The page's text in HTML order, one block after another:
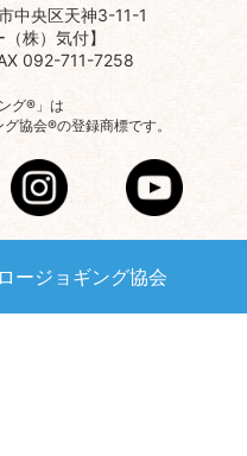
中央区天神3-11-1
株）気付】
092-711-7258
グ®」は
協会®の登録商標です。
ージョギング協会